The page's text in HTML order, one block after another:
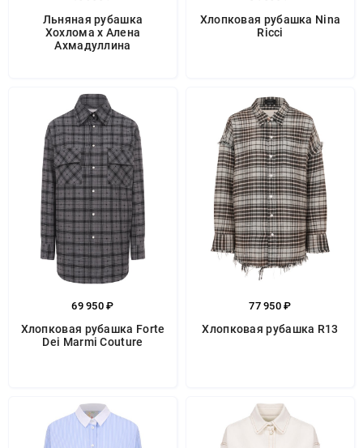
Льняная рубашка
Хохлома х Алена
Ахмадуллина
Хлопковая рубашка Nina
Ricci
69 950 ₽
Хлопковая рубашка Forte
Dei Marmi Couture
77 950 ₽
Хлопковая рубашка R13